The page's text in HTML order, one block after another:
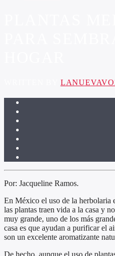
Por: Jacqueline Ramos.
En México el uso de la herbolaria
las plantas traen vida a la casa y
muy grande, uno de los más
casa es que ayudan a purificar el
son un excelente aromatizante